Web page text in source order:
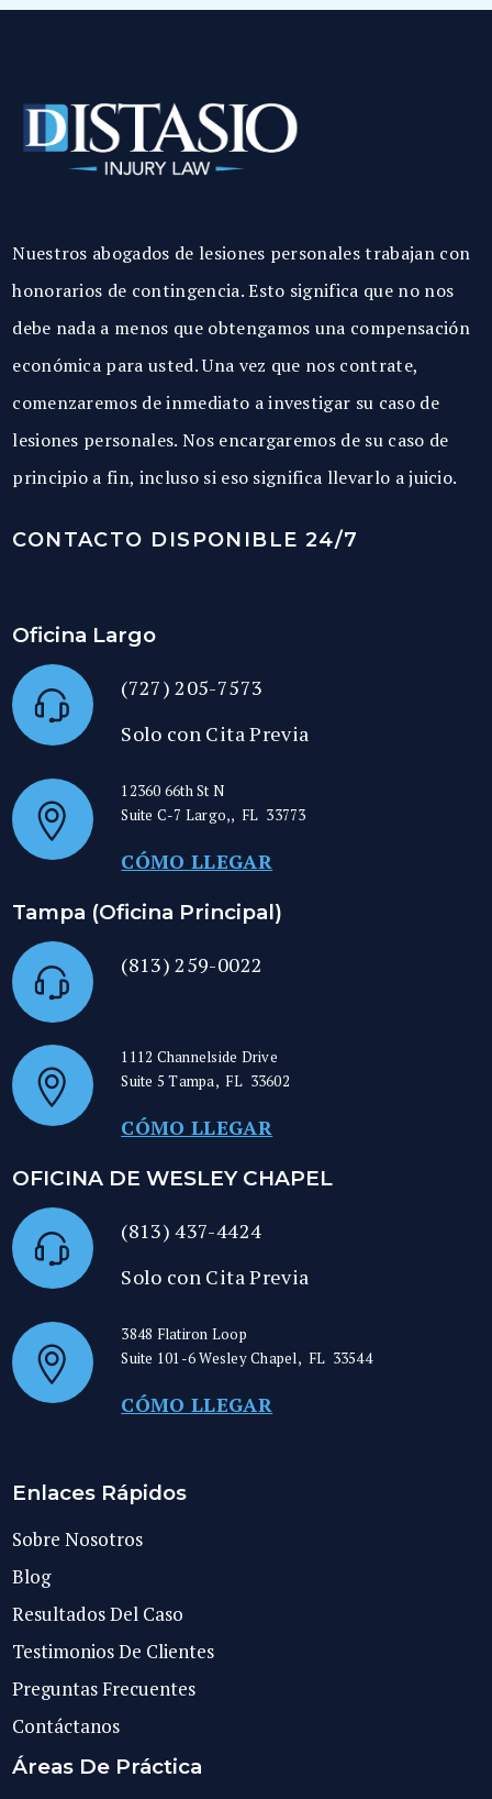
Nuestros abogados de lesiones personales trabajan con
honorarios de contingencia. Esto significa que no nos
debe nada a menos que obtengamos una compensación
económica para usted. Una vez que nos contrate,
comenzaremos de inmediato a investigar su caso de
lesiones personales. Nos encargaremos de su caso de
principio a fin, incluso si eso significa llevarlo a juicio.
CONTACTO DISPONIBLE 24/7
Oficina Largo
(727) 205-7573
Solo con Cita Previa
12360 66th St N
Suite C-7 Largo,, FL 33773
CÓMO LLEGAR
Tampa (Oficina Principal)
(813) 259-0022
1112 Channelside Drive
Suite 5Tampa, FL 33602
CÓMO LLEGAR
OFICINA DE WESLEY CHAPEL
(813) 437-4424
Solo con Cita Previa
3848 Flatiron Loop
Suite 101-6Wesley Chapel, FL 33544
CÓMO LLEGAR
Enlaces Rápidos
Sobre Nosotros
Blog
Resultados Del Caso
Testimonios De Clientes
Preguntas Frecuentes
Contáctanos
Áreas De Práctica